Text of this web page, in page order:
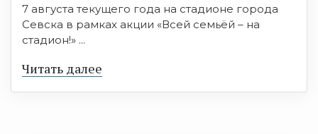
7 августа текущего года на стадионе города
Севска в рамках акции «Всей семьёй – на
стадион!» ...
Читать далее